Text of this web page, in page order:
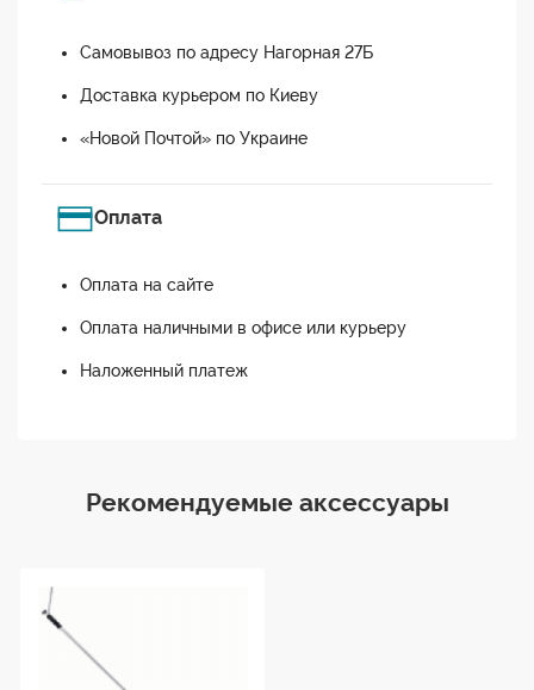
Самовывоз по адресу Нагорная 27Б
Доставка курьером по Киеву
«Новой Почтой» по Украине
Оплата
Оплата на сайте
Оплата наличными в офисе или курьеру
Наложенный платеж
Рекомендуемые аксессуары